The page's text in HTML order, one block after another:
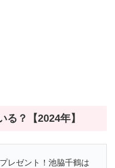
る？【2024年】
レゼント！池脇千鶴は